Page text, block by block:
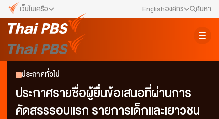
เว็บในเครือ
เว็บไซต์ในเครือ
ALTV
VIPA
ทุกความสุข...ดูฟรี ไม่มีโฆษณา
พื้นที่นำเสนอวาระของสังคม
Englishองค์กร
ข่าวประชาสัมพันธ์
คณะกรรมการนโยบาย ส.ส.ท.
สภาผู้ชมและผู้ฟังรายการ
ค้นหา
ประกาศทั่วไป
ประกาศรายชื่อผู้ยื่นข้อเสนอที่ผ่านการ
คัดสรรรอบแรก รายการเด็กและเยาวชน